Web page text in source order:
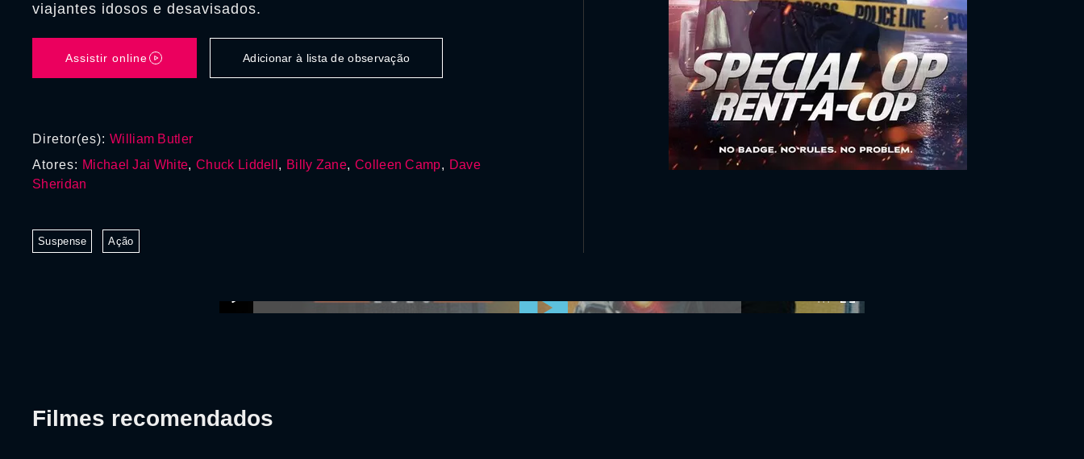
viajantes idosos e desavisados.
Assistir online Adicionar à lista de observação
Diretor(es): William Butler
Atores: Michael Jai White,Chuck Liddell , Billy Zane,Colleen Camp, Dave
Sheridan
Suspense Ação
Filmes recomendados